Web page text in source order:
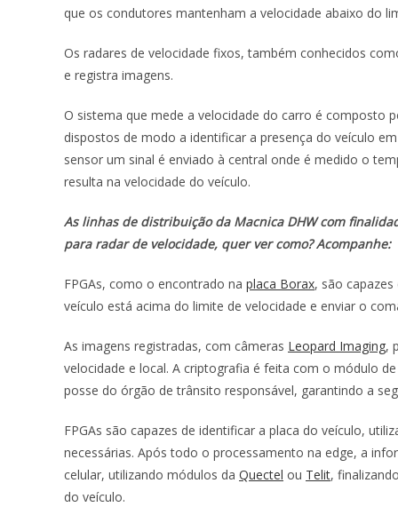
que os condutores mantenham a velocidade abaixo do
Os radares de velocidade fixos, também conhecidos
e registra imagens.
O sistema que mede a velocidade do carro é composto
dispostos de modo a identificar a presença do veículo
sensor um sinal é enviado à central onde é medido o
resulta na velocidade do veículo.
As linhas de distribuição da Macnica DHW com
para radar de velocidade, quer ver como? Acompanhe:
FPGAs, como o encontrado na placa Borax, são
veículo está acima do limite de velocidade e enviar o
As imagens registradas, com câmeras Leopard Imaging,
velocidade e local. A criptografia é feita com o módulo
posse do órgão de trânsito responsável, garantindo a
FPGAs são capazes de identificar a placa do veículo,
necessárias. Após todo o processamento na edge, a
celular, utilizando módulos da Quectel ou Telit,
do veículo.